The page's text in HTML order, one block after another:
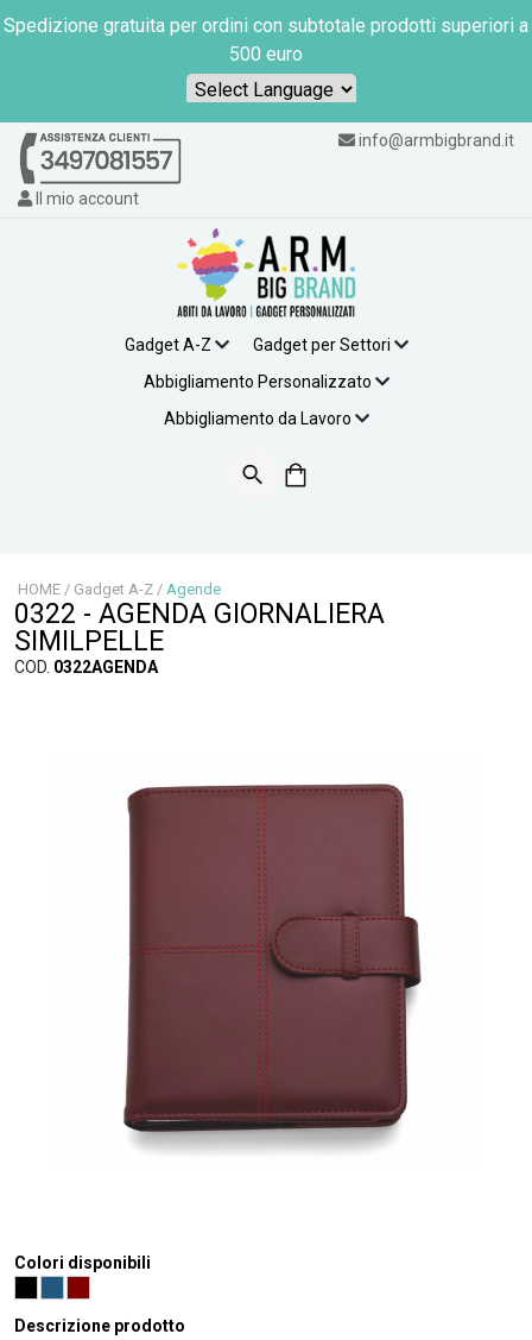
Spedizione gratuita per ordini con subtotale prodotti superiori a
500 euro
Powered by
info@armbigbrand.it
Il mio account
Gadget A-Z
Gadget per Settori
Abbigliamento Personalizzato
Abbigliamento da Lavoro
HOME / Gadget A-Z / Agende
0322 - AGENDA GIORNALIERA
SIMILPELLE
COD. 0322AGENDA
Descrizione prodotto
Colori disponibili